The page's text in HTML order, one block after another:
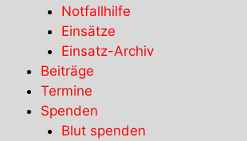
Notfallhilfe
Einsätze
Einsatz-Archiv
Beiträge
Termine
Spenden
Blut spenden